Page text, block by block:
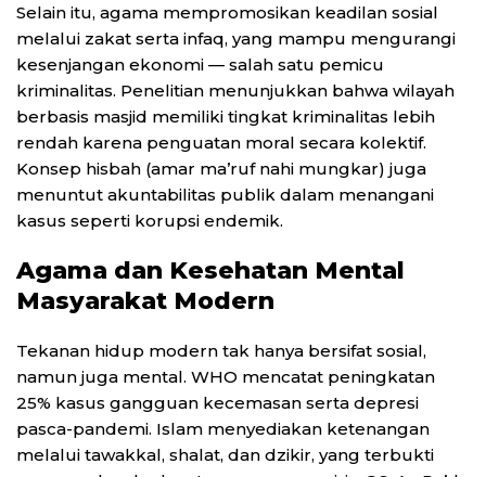
Selain itu, agama mempromosikan keadilan sosial
melalui zakat serta infaq, yang mampu mengurangi
kesenjangan ekonomi — salah satu pemicu
kriminalitas. Penelitian menunjukkan bahwa wilayah
berbasis masjid memiliki tingkat kriminalitas lebih
rendah karena penguatan moral secara kolektif.
Konsep hisbah (amar ma’ruf nahi mungkar) juga
menuntut akuntabilitas publik dalam menangani
kasus seperti korupsi endemik.
Agama dan Kesehatan Mental
Masyarakat Modern
Tekanan hidup modern tak hanya bersifat sosial,
namun juga mental. WHO mencatat peningkatan
25% kasus gangguan kecemasan serta depresi
pasca-pandemi. Islam menyediakan ketenangan
melalui tawakkal, shalat, dan dzikir, yang terbukti